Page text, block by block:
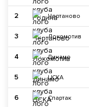
2 Чертаново
3 Локомотив
4 Динамо
5 ЦСКА
6 Спартак